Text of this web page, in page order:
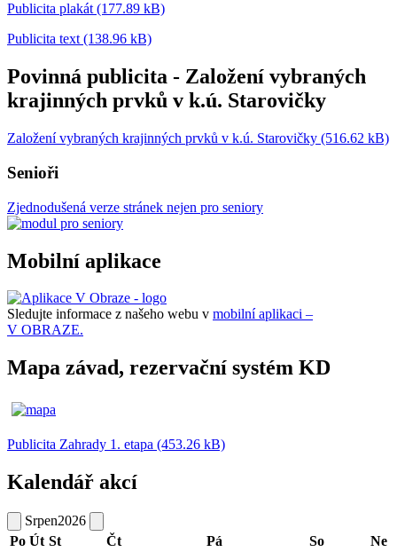
Publicita plakát (177.89 kB)
Publicita text (138.96 kB)
Povinná publicita - Založení vybraných
krajinných prvků v k.ú. Starovičky
Založení vybraných krajinných prvků v k.ú. Starovičky (516.62 kB)
Senioři
Zjednodušená verze stránek nejen pro seniory
Mobilní aplikace
Sledujte informace z našeho webu v mobilní aplikaci –
V OBRAZE.
Mapa závad, rezervační systém KD
Publicita Zahrady 1. etapa (453.26 kB)
Kalendář akcí
Srpen2026
Po Út St Čt Pá So Ne